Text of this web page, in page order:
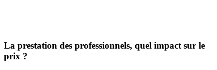
La prestation des professionnels, quel impact sur le
prix ?